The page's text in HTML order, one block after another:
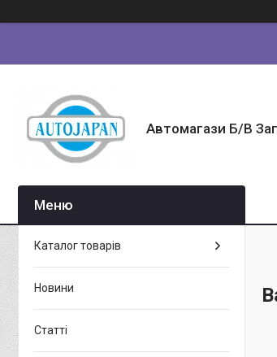
Автомагази Б/В
Каталог товарів
Новини
Статті